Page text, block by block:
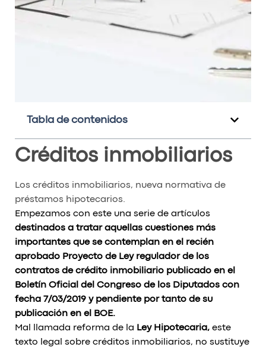
Tabla de contenidos
Créditos inmobiliarios
Los créditos inmobiliarios, nueva normativa de
préstamos hipotecarios.
Empezamos con este una serie de artículos
destinados a tratar aquellas cuestiones más
importantes que se contemplan en el recién
aprobado Proyecto de Ley regulador de los
contratos de crédito inmobiliario publicado en el
Boletín Oficial del Congreso de los Diputados con
fecha 7/03/2019 y pendiente por tanto de su
publicación en el BOE.
Mal llamada reforma de la Ley Hipotecaria, este
texto legal sobre créditos inmobiliarios, no sustituye